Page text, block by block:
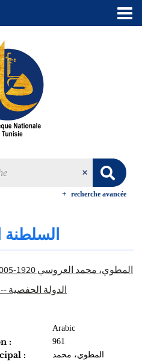
recherche avancée
السلطنة
المطوي، محمد العروسي 1920-2005
الدولة الحفصية‏ --
Arabic
: 961
:
المطوي، محمد